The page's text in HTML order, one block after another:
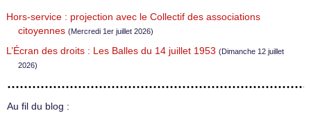
Hors-service : projection avec le Collectif des associations
citoyennes (Mercredi 1er juillet 2026)
L’Écran des droits : Les Balles du 14 juillet 1953 (Dimanche 12 juillet
2026)
Au fil du blog :